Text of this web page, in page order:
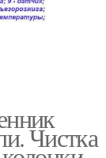
Чистка